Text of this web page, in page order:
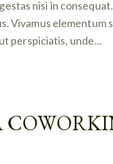
nisi in
Vivamus elementum
perspiciatis, unde…